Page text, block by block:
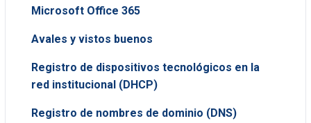
Microsoft Office 365
Avales y vistos buenos
Registro de dispositivos tecnológicos en la
red institucional (DHCP)
Registro de nombres de dominio (DNS)